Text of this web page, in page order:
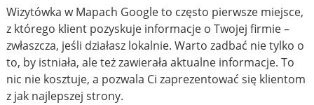
Wizytówka w Mapach Google to często pierwsze miejsce,
z którego klient pozyskuje informacje o Twojej firmie –
zwłaszcza, jeśli działasz lokalnie. Warto zadbać nie tylko o
to, by istniała, ale też zawierała aktualne informacje. To
nic nie kosztuje, a pozwala Ci zaprezentować się klientom
z jak najlepszej strony.